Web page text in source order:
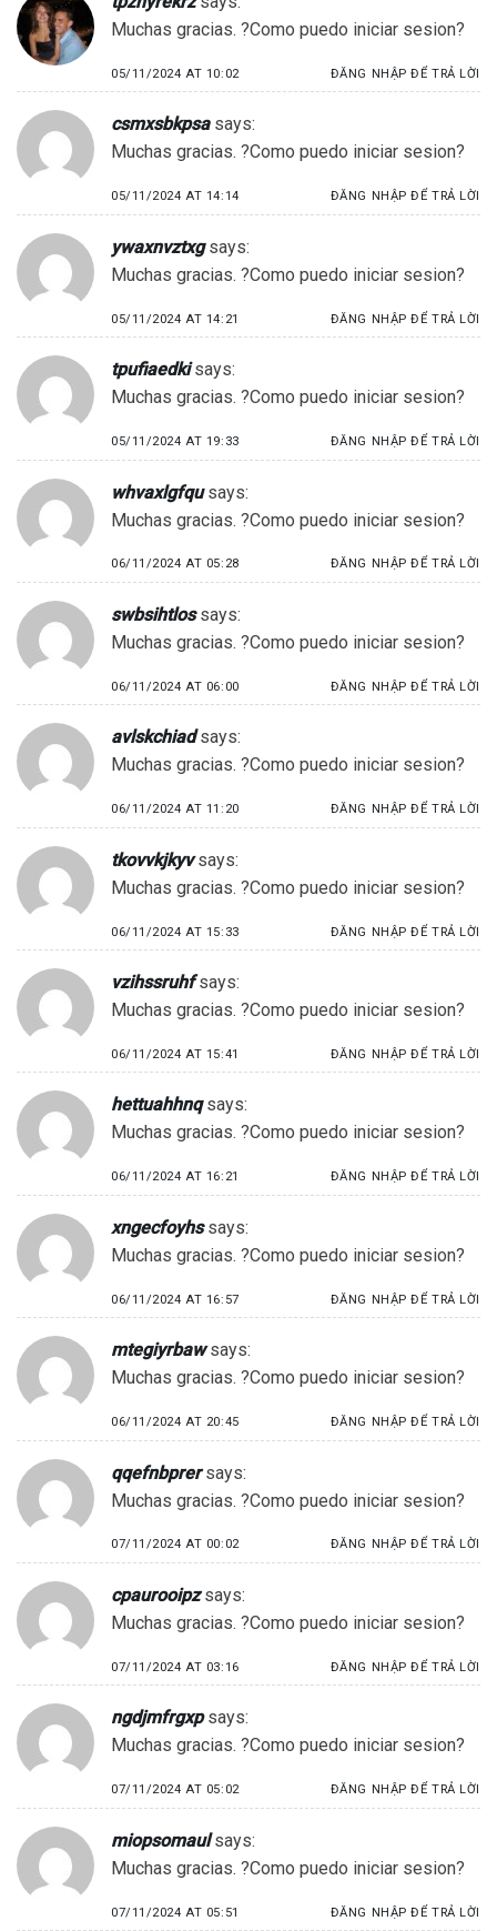
Muchas gracias. ?Como puedo iniciar sesion?
05/11/2024 AT 10:02 ĐĂNG NHẬP ĐỂ TRẢ LỜI
csmxsbkpsa says:
Muchas gracias. ?Como puedo iniciar sesion?
05/11/2024 AT 14:14 ĐĂNG NHẬP ĐỂ TRẢ LỜI
ywaxnvztxg says:
Muchas gracias. ?Como puedo iniciar sesion?
05/11/2024 AT 14:21 ĐĂNG NHẬP ĐỂ TRẢ LỜI
tpufiaedki says:
Muchas gracias. ?Como puedo iniciar sesion?
05/11/2024 AT 19:33 ĐĂNG NHẬP ĐỂ TRẢ LỜI
whvaxlgfqu says:
Muchas gracias. ?Como puedo iniciar sesion?
06/11/2024 AT 05:28 ĐĂNG NHẬP ĐỂ TRẢ LỜI
swbsihtlos says:
Muchas gracias. ?Como puedo iniciar sesion?
06/11/2024 AT 06:00 ĐĂNG NHẬP ĐỂ TRẢ LỜI
avlskchiad says:
Muchas gracias. ?Como puedo iniciar sesion?
06/11/2024 AT 11:20 ĐĂNG NHẬP ĐỂ TRẢ LỜI
tkovvkjkyv says:
Muchas gracias. ?Como puedo iniciar sesion?
06/11/2024 AT 15:33 ĐĂNG NHẬP ĐỂ TRẢ LỜI
vzihssruhf says:
Muchas gracias. ?Como puedo iniciar sesion?
06/11/2024 AT 15:41 ĐĂNG NHẬP ĐỂ TRẢ LỜI
hettuahhnq says:
Muchas gracias. ?Como puedo iniciar sesion?
06/11/2024 AT 16:21 ĐĂNG NHẬP ĐỂ TRẢ LỜI
xngecfoyhs says:
Muchas gracias. ?Como puedo iniciar sesion?
06/11/2024 AT 16:57 ĐĂNG NHẬP ĐỂ TRẢ LỜI
mtegiyrbaw says:
Muchas gracias. ?Como puedo iniciar sesion?
06/11/2024 AT 20:45 ĐĂNG NHẬP ĐỂ TRẢ LỜI
qqefnbprer says:
Muchas gracias. ?Como puedo iniciar sesion?
07/11/2024 AT 00:02 ĐĂNG NHẬP ĐỂ TRẢ LỜI
cpaurooipz says:
Muchas gracias. ?Como puedo iniciar sesion?
07/11/2024 AT 03:16 ĐĂNG NHẬP ĐỂ TRẢ LỜI
ngdjmfrgxp says:
Muchas gracias. ?Como puedo iniciar sesion?
07/11/2024 AT 05:02 ĐĂNG NHẬP ĐỂ TRẢ LỜI
miopsomaul says:
Muchas gracias. ?Como puedo iniciar sesion?
07/11/2024 AT 05:51 ĐĂNG NHẬP ĐỂ TRẢ LỜI